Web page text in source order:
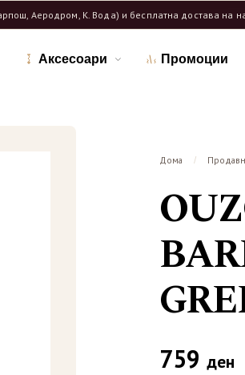
Аеродром, К. Вода) и бесплатна достава на
Аксесоари Промоции
Дома /
759 ден